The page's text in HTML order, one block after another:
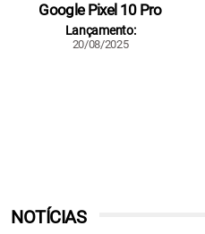
Google Pixel 10 Pro
Lançamento:
20/08/2025
NOTÍCIAS